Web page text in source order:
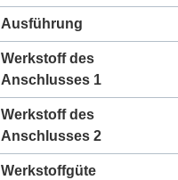
Ausführung
Werkstoff des
Anschlusses 1
Werkstoff des
Anschlusses 2
Werkstoffgüte